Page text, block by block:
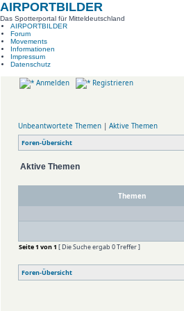
AIRPORTBILDER
Das Spotterportal für Mitteldeutschland
AIRPORTBILDER
Forum
Movements
Informationen
Impressum
Datenschutz
Anmelden Registrieren
Unbeantwortete Themen | Aktive Themen
Foren-Übersicht
Aktive Themen
Themen
Seite1 von1 [ Die Suche ergab 0 Treffer ]
Foren-Übersicht